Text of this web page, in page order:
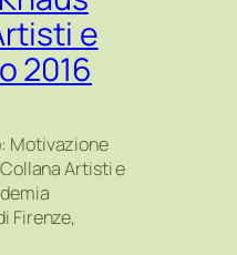
e
2016
Motivazione
Artisti e
Firenze,